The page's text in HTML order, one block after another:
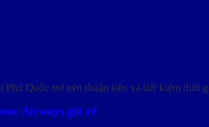
Quốc trở nên thuận tiện và tiết kiệm thời
Airways giá rẻ